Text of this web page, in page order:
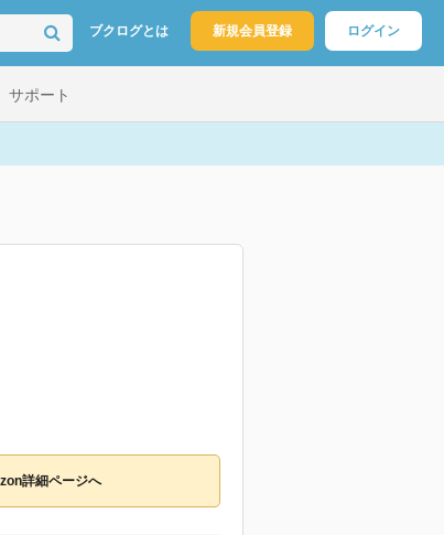
ブクログとは 新規会員登録 ログイン
サポート
詳細ページへ